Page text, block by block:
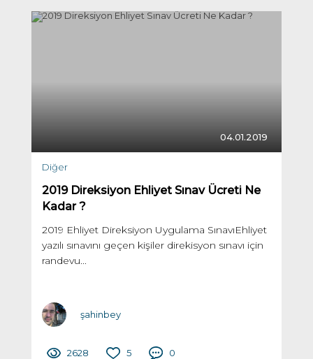
04.01.2019
Diğer
2019 Direksiyon Ehliyet Sınav Ücreti Ne
Kadar ?
2019 Ehliyet Direksiyon Uygulama SınavıEhliyet
yazılı sınavını geçen kişiler direkisyon sınavı için
randevu...
şahinbey
2628 5 0